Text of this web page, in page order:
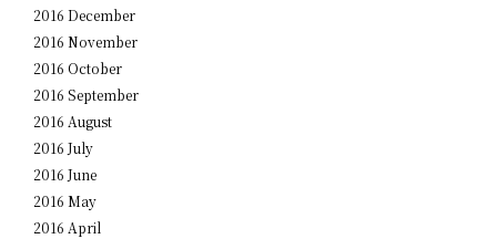
2016 December
2016 November
2016 October
2016 September
2016 August
2016 July
2016 June
2016 May
2016 April